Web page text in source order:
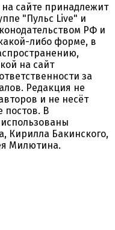
сайте принадлежит
"Пульс Live" и
РФ и
либо форме, в
на сайт
за
Редакция не
и не несёт
постов. В
Кирилла Бакинского,
Милютина.